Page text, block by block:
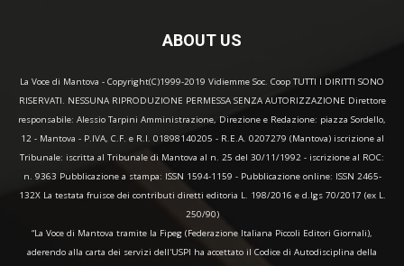
ABOUT US
La Voce di Mantova - Copyright(C)1999-2019 Vidiemme Soc. Coop TUTTI I DIRITTI SONO
RISERVATI. NESSUNA RIPRODUZIONE PERMESSA SENZA AUTORIZZAZIONE Direttore
responsabile: Alessio Tarpini Amministrazione, Direzione e Redazione: piazza Sordello,
12 - Mantova - P.IVA, C.F. e R.I. 01898140205 - R.E.A. 0207279 (Mantova) iscrizione al
Tribunale: iscritta al Tribunale di Mantova al n. 25 del 30/11/1992 - iscrizione al ROC:
n. 9363 Pubblicazione a stampa: ISSN 1594-1159 - Pubblicazione online: ISSN 2465-
132X La testata fruisce dei contributi diretti editoria L. 198/2016 e d.lgs 70/2017 (ex L.
250/90)
“La Voce di Mantova tramite la Fipeg (Federazione Italiana Piccoli Editori Giornali),
aderendo alla carta dei servizi dell'USPI ha accettato il Codice di Autodisciplina della